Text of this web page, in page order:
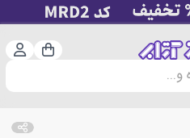
سبد
و...